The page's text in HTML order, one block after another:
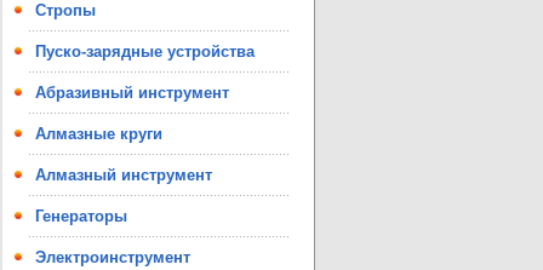
Стропы
Пуско-зарядные устройства
Абразивный инструмент
Алмазные круги
Алмазный инструмент
Генераторы
Электроинструмент